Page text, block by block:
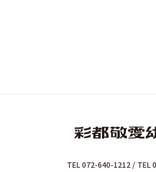
TEL 072-640-1212 / TEL